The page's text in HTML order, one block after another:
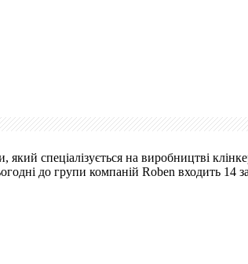
спеціалізується на виробництві
до групи компаній Roben входить 14